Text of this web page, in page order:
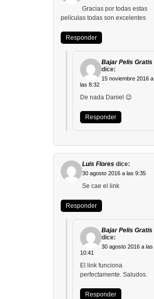
Gracias por todas estas
películas todas son excelentes
Responder
Bajar Pelis Gratis
dice:
15 noviembre 2016 a
las 8:32
De nada Daniel 😉
Responder
Luis Flores dice:
30 agosto 2016 a las 9:35
Se cae el link
Responder
Bajar Pelis Gratis
dice:
30 agosto 2016 a las
10:41
El link funciona
perfectamente. Saludos.
Responder